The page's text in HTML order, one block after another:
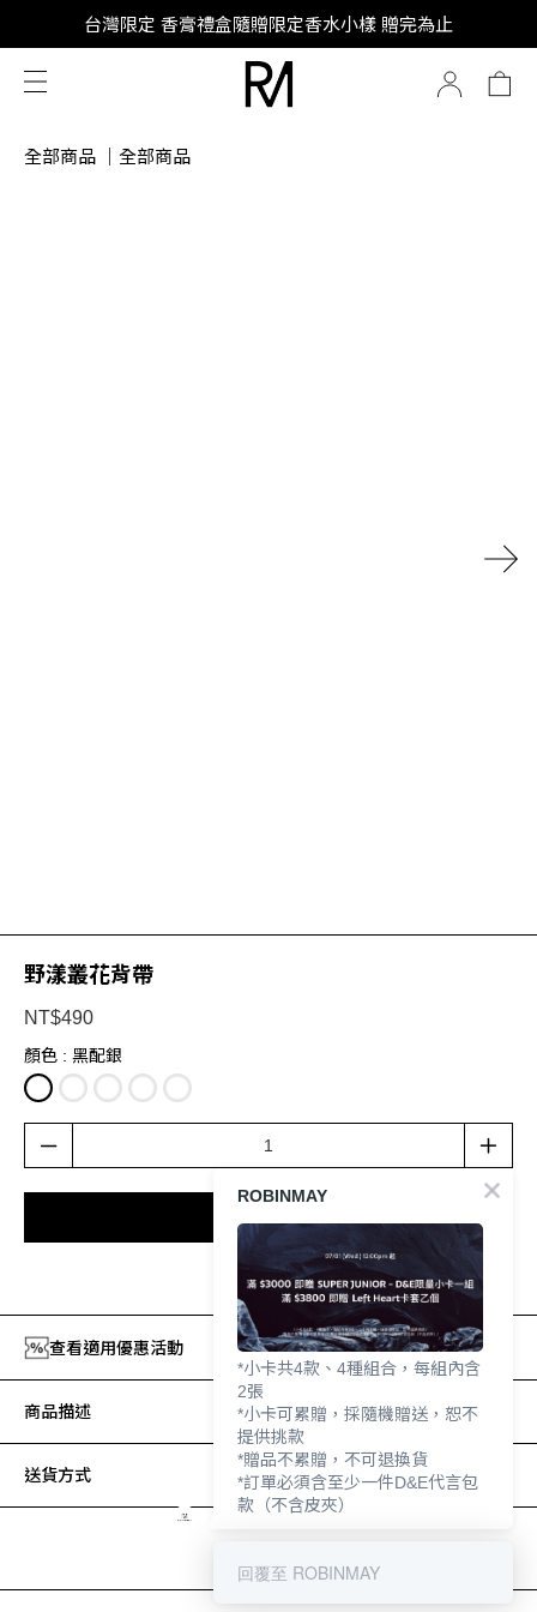
SUPER JUNIOR-D&E 全新代言
台灣限定 香膏禮盒隨贈限定香水小樣 贈完為止
SUPER JUNIOR-D&E 全新代言
全部商品 全部商品
野漾叢花背帶
NT$490
顏色 : 黑配銀
加入追蹤清單
查看適用優惠活動
商品描述
送貨方式
ROBINMAY
*小卡共4款、4種組合，每組內含
2張
*小卡可累贈，採隨機贈送，恕不
提供挑款
*贈品不累贈，不可退換貨
*訂單必須含至少一件D&E代言包
款（不含皮夾）
回覆至 ROBINMAY